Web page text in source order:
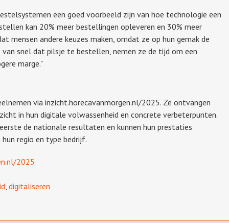
een goed voorbeeld zijn van hoe technologie een
kan 20% meer bestellingen opleveren en 30% meer
mensen andere keuzes maken, omdat ze op hun gemak de
van snel dat pilsje te bestellen, nemen ze de tijd om een
marge."
via inzicht.horecavanmorgen.nl/2025. Ze ontvangen
in hun digitale volwassenheid en concrete verbeterpunten.
de nationale resultaten en kunnen hun prestaties
regio en type bedrijf.
2025
digitaliseren